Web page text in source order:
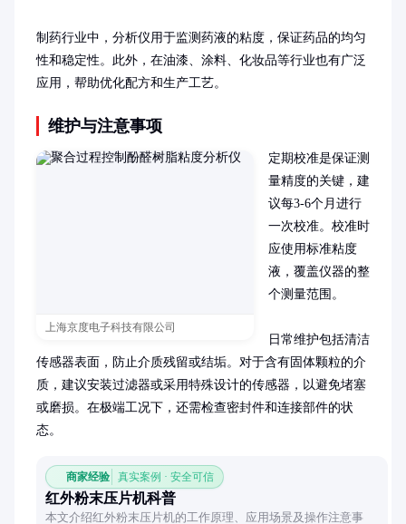
制药行业中，分析仪用于监测药液的粘度，保证药品的均匀
性和稳定性。此外，在油漆、涂料、化妆品等行业也有广泛
应用，帮助优化配方和生产工艺。
维护与注意事项
上海京度电子科技有限公司
定期校准是保证测
量精度的关键，建
议每3-6个月进行
一次校准。校准时
应使用标准粘度
液，覆盖仪器的整
个测量范围。
日常维护包括清洁
传感器表面，防止介质残留或结垢。对于含有固体颗粒的介
质，建议安装过滤器或采用特殊设计的传感器，以避免堵塞
或磨损。在极端工况下，还需检查密封件和连接部件的状
态。
商家经验 真实案例 · 安全可信
红外粉末压片机科普
本文介绍红外粉末压片机的工作原理、应用场景及操作注意事